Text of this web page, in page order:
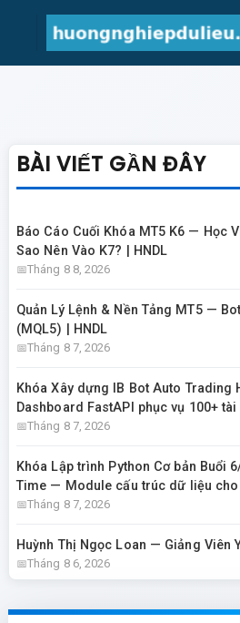
BÀI VIẾT GẦN ĐÂY
Báo Cáo Cuối Khóa MT5 K6 — Học
Sao Nên Vào K7? | HNDL
Tháng 8 8, 2026
Quản Lý Lệnh & Nền Tảng MT5 —
(MQL5) | HNDL
Tháng 8 7, 2026
Khóa Xây dựng IB Bot Auto Trading
Dashboard FastAPI phục vụ 100+
Tháng 8 7, 2026
Khóa Lập trình Python Cơ bản Buổi
Time — Module cấu trúc dữ liệu
Tháng 8 7, 2026
Huỳnh Thị Ngọc Loan — Giảng Viên
Tháng 8 6, 2026